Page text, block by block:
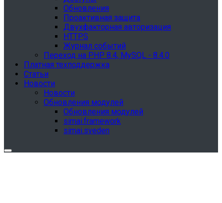
Обновления
Проактивная защита
Двухфакторная авторизация
HTTPS
Журнал событий
Переход на PHP 8.4, MySQL - 8.4.0
Платная техподдержка
Статьи
Новости
Новости
Обновления модулей
Обновления модулей
simai.framework
simai.sveden